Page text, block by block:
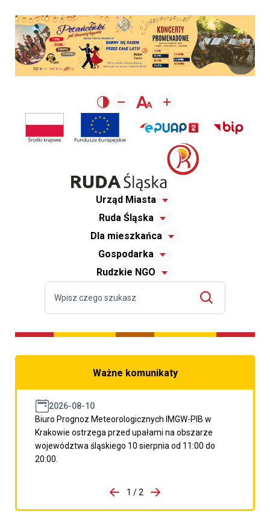
Urząd Miasta
Ruda Śląska
Dla mieszkańca
Gospodarka
Rudzkie NGO
Ważne komunikaty
2026-08-10
Biuro Prognoz Meteorologicznych IMGW-PIB w
Krakowie ostrzega przed upałami na obszarze
województwa śląskiego 10 sierpnia od 11:00 do
20:00.
porzpedniego komunikatu
1 / 2
Przejdź do następnego